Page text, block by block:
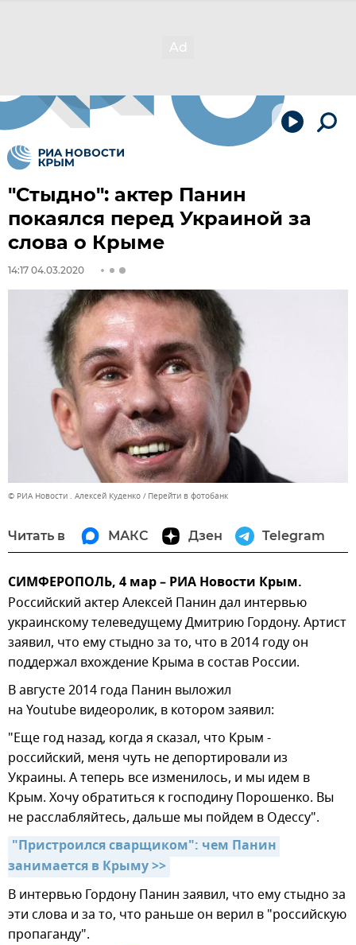
"Стыдно": актер Панин
покаялся перед Украиной за
слова о Крыме
14:17 04.03.2020
© РИА Новости . Алексей Куденко Перейти в фотобанк
Читать в МАКС Дзен Telegram
СИМФЕРОПОЛЬ, 4 мар – РИА Новости Крым.
Российский актер Алексей Панин дал интервью
украинскому телеведущему Дмитрию Гордону. Артист
заявил, что ему стыдно за то, что в 2014 году он
поддержал вхождение Крыма в состав России.
В августе 2014 года Панин выложил
на Youtube видеоролик, в котором заявил:
"Еще год назад, когда я сказал, что Крым -
российский, меня чуть не депортировали из
Украины. А теперь все изменилось, и мы идем в
Крым. Хочу обратиться к господину Порошенко. Вы
не расслабляйтесь, дальше мы пойдем в Одессу".
"Пристроился сварщиком": чем Панин
занимается в Крыму >>
В интервью Гордону Панин заявил, что ему стыдно за
эти слова и за то, что раньше он верил в "российскую
пропаганду".